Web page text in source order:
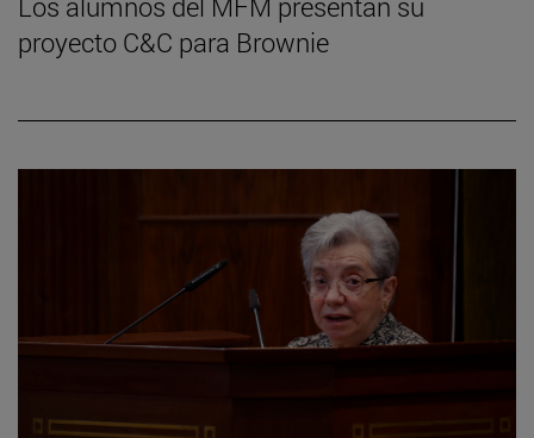
proyecto C&C para Brownie